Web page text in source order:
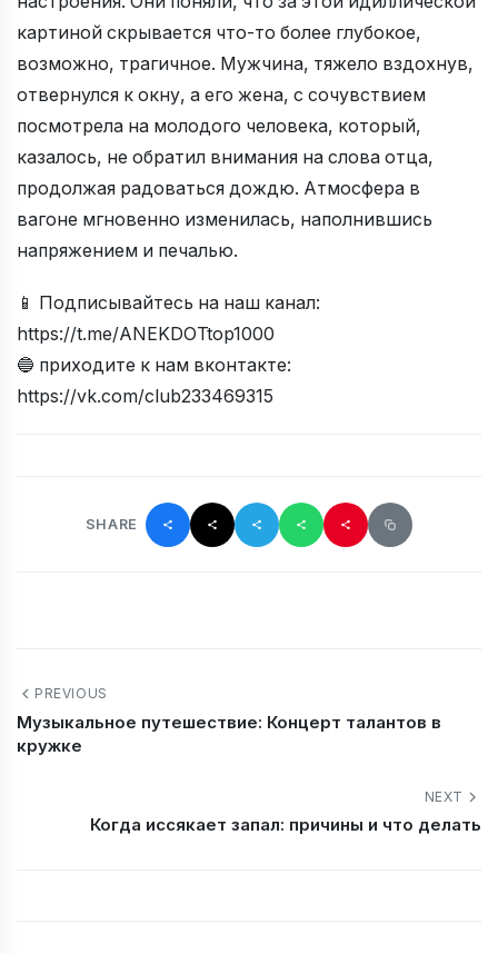
картиной скрывается что-то более глубокое,
возможно, трагичное. Мужчина, тяжело вздохнув,
отвернулся к окну, а его жена, с сочувствием
посмотрела на молодого человека, который,
казалось, не обратил внимания на слова отца,
продолжая радоваться дождю. Атмосфера в
вагоне мгновенно изменилась, наполнившись
напряжением и печалью.
📱 Подписывайтесь на наш канал:
https://t.me/ANEKDOTtop1000
🔵 приходите к нам вконтакте:
https://vk.com/club233469315
SHARE
PREVIOUS
Музыкальное путешествие: Концерт талантов в
кружке
NEXT
Когда иссякает запал: причины и что делать